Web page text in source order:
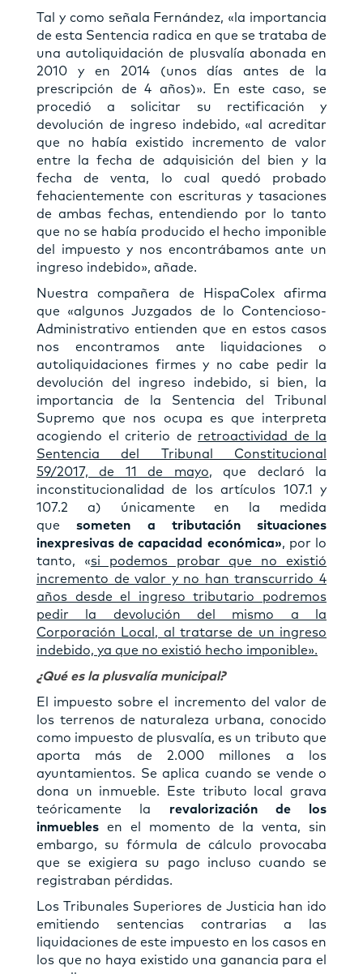
Tal y como señala Fernández, «la importancia
de esta Sentencia radica en que se trataba de
una autoliquidación de plusvalía abonada en
2010 y en 2014 (unos días antes de la
prescripción de 4 años)». En este caso, se
procedió a solicitar su rectificación y
devolución de ingreso indebido, «al acreditar
que no había existido incremento de valor
entre la fecha de adquisición del bien y la
fecha de venta, lo cual quedó probado
fehacientemente con escrituras y tasaciones
de ambas fechas, entendiendo por lo tanto
que no se había producido el hecho imponible
del impuesto y nos encontrábamos ante un
ingreso indebido», añade.
Nuestra compañera de HispaColex afirma
que «algunos Juzgados de lo Contencioso-
Administrativo entienden que en estos casos
nos encontramos ante liquidaciones o
autoliquidaciones firmes y no cabe pedir la
devolución del ingreso indebido, si bien, la
importancia de la Sentencia del Tribunal
Supremo que nos ocupa es que interpreta
acogiendo el criterio de retroactividad de la
Sentencia del Tribunal Constitucional
59/2017, de 11 de mayo, que declaró la
inconstitucionalidad de los artículos 107.1 y
107.2 a) únicamente en la medida
quesometen a tributación situaciones
inexpresivas de capacidad económica», por lo
tanto, «si podemos probar que no existió
incremento de valor y no han transcurrido 4
años desde el ingreso tributario podremos
pedir la devolución del mismo a la
Corporación Local, al tratarse de un ingreso
indebido, ya que no existió hecho imponible».
¿Qué es la plusvalía municipal?
El impuesto sobre el incremento del valor de
los terrenos de naturaleza urbana, conocido
como impuesto de plusvalía, es un tributo que
aporta más de 2.000 millones a los
ayuntamientos. Se aplica cuando se vende o
dona un inmueble. Este tributo local grava
teóricamente la revalorización de los
inmuebles en el momento de la venta, sin
embargo, su fórmula de cálculo provocaba
que se exigiera su pago incluso cuando se
registraban pérdidas.
Los Tribunales Superiores de Justicia han ido
emitiendo sentencias contrarias a las
liquidaciones de este impuesto en los casos en
los que no haya existido una ganancia para el